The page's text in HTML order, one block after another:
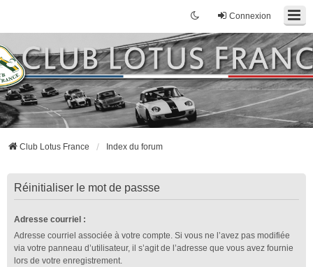
Connexion
Club Lotus France Index du forum
Réinitialiser le mot de passse
Adresse courriel :
Adresse courriel associée à votre compte. Si vous ne l’avez pas modifiée
via votre panneau d’utilisateur, il s’agit de l’adresse que vous avez fournie
lors de votre enregistrement.